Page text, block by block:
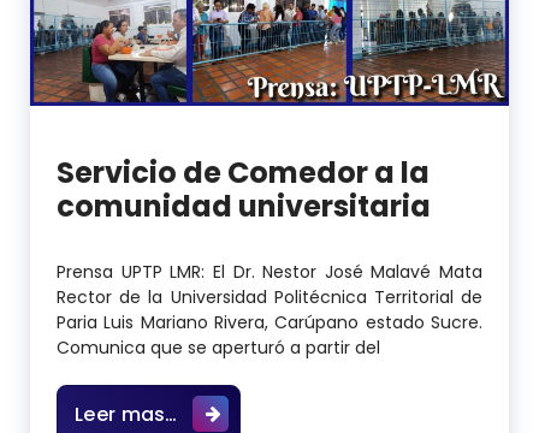
Servicio de Comedor a la
comunidad universitaria
Prensa UPTP LMR: El Dr. Nestor José Malavé Mata
Rector de la Universidad Politécnica Territorial de
Paria Luis Mariano Rivera, Carúpano estado Sucre.
Comunica que se aperturó a partir del
Leer mas… Servicio de Comedor a la